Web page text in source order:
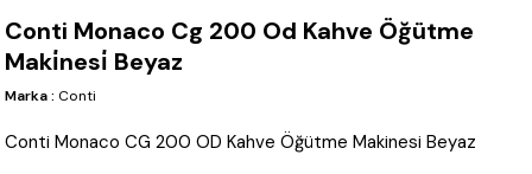
Conti Monaco Cg 200 Od Kahve Öğütme
Maki̇nesi̇ Beyaz
Marka : Conti
Conti Monaco CG 200 OD Kahve Öğütme Makinesi Beyaz